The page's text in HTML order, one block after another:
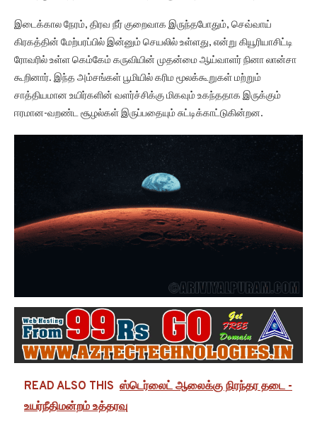
இடைக்கால நேரம், திரவ நீர் குறைவாக இருந்தபோதும், செவ்வாய்
கிரகத்தின் மேற்பரப்பில் இன்னும் செயலில் உள்ளது, என்று கியூரியாசிட்டி
ரோவரில் உள்ள கெம்கேம் கருவியின் முதன்மை ஆய்வாளர் நினா லான்சா
கூறினார். இந்த அம்சங்கள் பூமியில் கரிம மூலக்கூறுகள் மற்றும்
சாத்தியமான உயிர்களின் வளர்ச்சிக்கு மிகவும் உகந்ததாக இருக்கும்
ஈரமான-வறண்ட சூழல்கள் இருப்பதையும் சுட்டிக்காட்டுகின்றன.
READ ALSO THIS ஸ்டெர்லைட் ஆலைக்கு நிரந்தர தடை -
உயர்நீதிமன்றம் உத்தரவு